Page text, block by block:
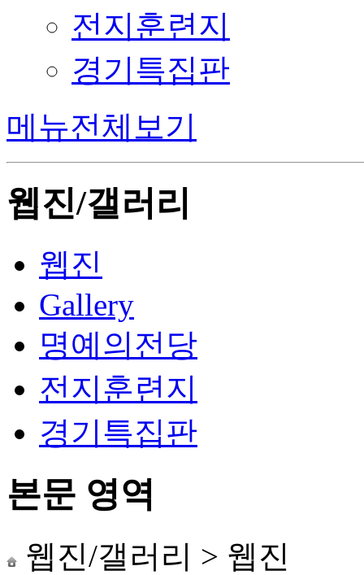
전지훈련지
경기특집판
메뉴전체보기
웹진/갤러리
웹진
Gallery
명예의전당
전지훈련지
경기특집판
본문 영역
웹진/갤러리 > 웹진